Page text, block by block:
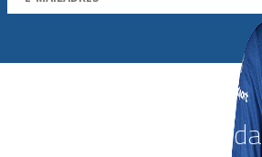
Word nu lid van Rohda